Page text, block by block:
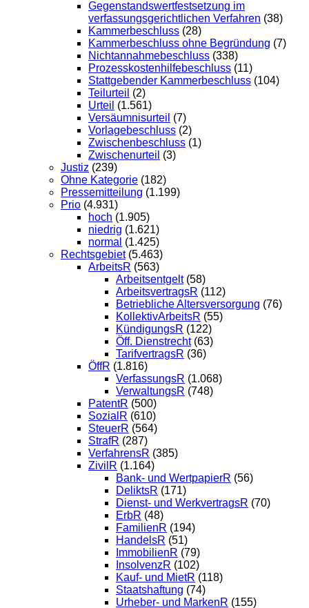
Gegenstandswertfestsetzung im
verfassungsgerichtlichen Verfahren (38)
Kammerbeschluss (28)
Kammerbeschluss ohne Begründung (7)
Nichtannahmebeschluss (338)
Prozesskostenhilfebeschluss (11)
Stattgebender Kammerbeschluss (104)
Teilurteil (2)
Urteil (1.561)
Versäumnisurteil (7)
Vorlagebeschluss (2)
Zwischenbeschluss (1)
Zwischenurteil (3)
Justiz (239)
Ohne Kategorie (182)
Pressemitteilung (1.199)
Prio (4.931)
hoch (1.905)
niedrig (1.621)
normal (1.425)
Rechtsgebiet(5.463)
ArbeitsR (563)
Arbeitsentgelt(58)
ArbeitsvertragsR (112)
Betriebliche Altersversorgung (76)
KollektivArbeitsR (55)
KündigungsR (122)
Öff. Dienstrecht(63)
TarifvertragsR (36)
ÖffR (1.816)
VerfassungsR (1.068)
VerwaltungsR (748)
PatentR (500)
SozialR (610)
SteuerR (564)
StrafR (287)
VerfahrensR (385)
ZivilR (1.164)
Bank- und WertpapierR (56)
DeliktsR (171)
Dienst- und WerkvertragsR (70)
ErbR (48)
FamilienR (194)
HandelsR (51)
ImmobilienR (79)
InsolvenzR (102)
Kauf- und MietR (118)
Staatshaftung (74)
Urheber- und MarkenR (155)